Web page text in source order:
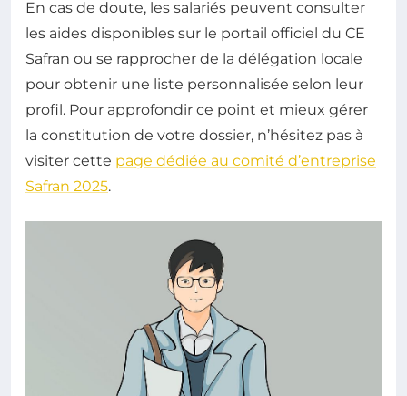
En cas de doute, les salariés peuvent consulter
les aides disponibles sur le portail officiel du CE
Safran ou se rapprocher de la délégation locale
pour obtenir une liste personnalisée selon leur
profil. Pour approfondir ce point et mieux gérer
la constitution de votre dossier, n’hésitez pas à
visiter cette page dédiée au comité d’entreprise
Safran 2025.